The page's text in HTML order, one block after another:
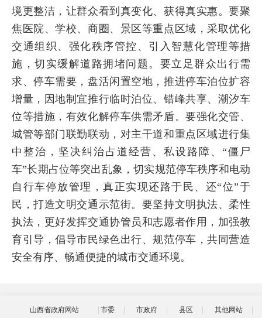
境更整洁，让群众看到真变化、获得真实惠。要聚
焦医院、学校、商圈、景区等重点区域，采取优化
交通组织、强化秩序管控、引入智慧化管理等措
施，切实缓解道路拥堵问题。要立足群众出行需
求、停车需要，盘活闲置空地，推进停车泊位扩容
增量，因地制宜推行临时泊位、错峰共享、潮汐车
位等措施，有效化解停车供需矛盾。要强化交管、
城管等部门联勤联动，对主干道和重点区域进行集
中整治，坚决纠治占道经营、私设路障、“僵尸
车”长期占位等突出乱象，切实规范停车秩序和电动
自行车停放管理，真正实现还路于民、还“位”于
民，打造文明交通示范街。要坚持文明执法、柔性
执法，更好发挥交通协管员和志愿者作用，加强教
育引导，倡导市民绿色出行、规范停车，共同营造
安全有序、畅通便捷的城市交通环境。
山西省政府网站 市委 市政府 县区 其他网站